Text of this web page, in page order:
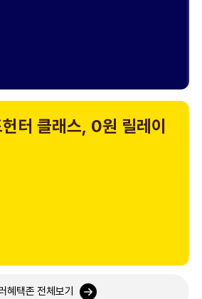
터 클래스, 0원 릴레이
혜택존 전체보기